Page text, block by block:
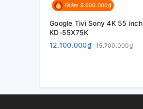
Giảm 3.600.000₫
Google Tivi Sony 4K 55 inch
KD-55X75K
12.100.000₫
15.700.000₫